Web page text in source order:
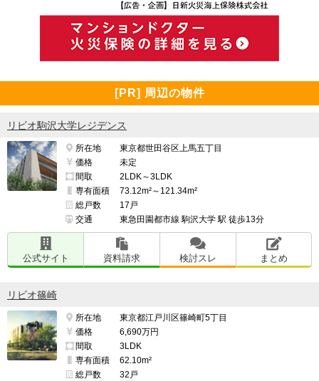
[PR] 周辺の物件
リビオ駒沢大学レジデンス
所在地
東京都世田谷区上馬五丁目
価格
未定
間取
2LDK～3LDK
専有面積
73.12m²～121.34m²
総戸数
17戸
交通
東急田園都市線 駒沢大学 駅 徒歩13分
公式サイト 資料請求 検討スレ まとめ
リビオ篠崎
所在地
東京都江戸川区篠崎町5丁目
価格
6,690万円
間取
3LDK
専有面積
62.10m²
総戸数
32戸